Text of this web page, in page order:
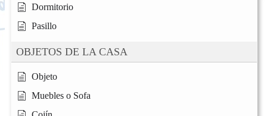
Dormitorio
Pasillo
OBJETOS DE LA CASA
Objeto
Muebles o Sofa